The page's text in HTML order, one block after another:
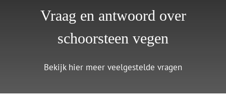
Vraag en antwoord over
schoorsteen vegen
Bekijk hier meer veelgestelde vragen